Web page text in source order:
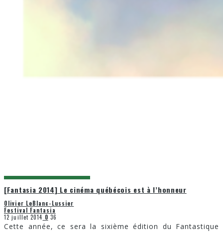
[Fantasia 2014] Le cinéma québécois est à l’honneur
Olivier LeBlanc-Lussier
Festival Fantasia
12 juillet 2014 0 36
Cette année, ce sera la sixième édition du Fantastique